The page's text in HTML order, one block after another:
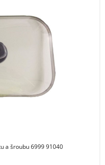
a šroubu 6999 91040